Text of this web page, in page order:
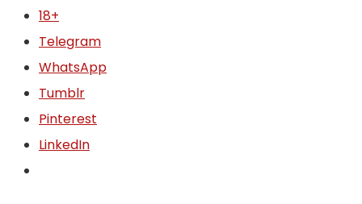
18+
Telegram
WhatsApp
Tumblr
Pinterest
LinkedIn